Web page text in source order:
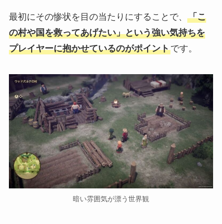
最初にその惨状を目の当たりにすることで、 「こ
の村や国を救ってあげたい」という強い気持ちを
プレイヤーに抱かせているのがポイントです。
暗い雰囲気が漂う世界観